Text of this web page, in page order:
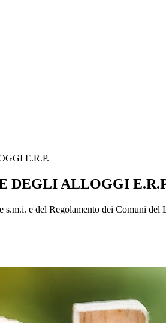
E.R.P.
DEGLI ALLOGGI
e del Regolamento dei Comuni